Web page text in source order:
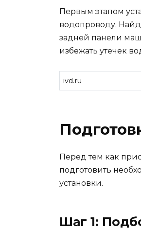
Первым этапом
водопроводу.
задней панели
избежать утечек
ivd.ru
Перед тем как
подготовить
установки.
Шаг 1: